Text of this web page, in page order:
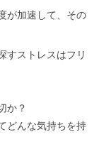
が加速して、その
すストレスはフリ
か？
どんな気持ちを持